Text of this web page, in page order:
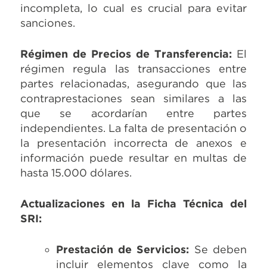
incompleta, lo cual es crucial para evitar
sanciones.
Régimen de Precios de Transferencia: El
régimen regula las transacciones entre
partes relacionadas, asegurando que las
contraprestaciones sean similares a las
que se acordarían entre partes
independientes. La falta de presentación o
la presentación incorrecta de anexos e
información puede resultar en multas de
hasta 15.000 dólares.
Actualizaciones en la Ficha Técnica del
SRI:
Prestación de Servicios: Se deben
incluir elementos clave como la